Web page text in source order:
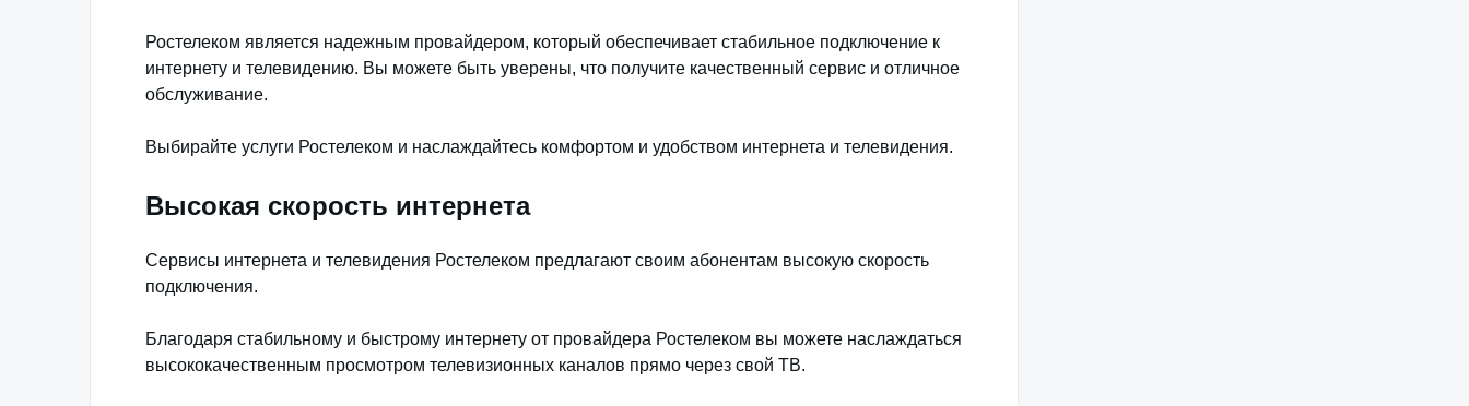
Ростелеком является надежным провайдером, который обеспечивает стабильное подключение к
интернету и телевидению. Вы можете быть уверены, что получите качественный сервис и отличное
обслуживание.
Выбирайте услуги Ростелеком и наслаждайтесь комфортом и удобством интернета и телевидения.
Высокая скорость интернета
Сервисы интернета и телевидения Ростелеком предлагают своим абонентам высокую скорость
подключения.
Благодаря стабильному и быстрому интернету от провайдера Ростелеком вы можете наслаждаться
высококачественным просмотром телевизионных каналов прямо через свой ТВ.